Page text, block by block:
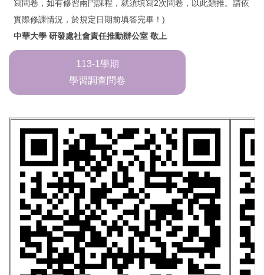
寫問卷，如有修習兩門課程，就須填寫2次問卷，以此類推。請依
實際修課情況，於規定日期前填答完畢！)
中華大學 研發處社會責任推動辦公室 敬上
113-1學期
學習調查問卷